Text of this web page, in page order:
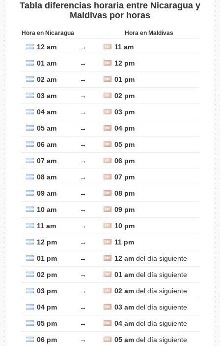
Tabla diferencias horaria entre Nicaragua y
Maldivas por horas
Hora en Nicaragua Hora en Maldivas
12 am → 11 am
01 am → 12 pm
02 am → 01 pm
03 am → 02 pm
04 am → 03 pm
05 am → 04 pm
06 am → 05 pm
07 am → 06 pm
08 am → 07 pm
09 am → 08 pm
10 am → 09 pm
11 am → 10 pm
12 pm → 11 pm
01 pm → 12 amdel día siguiente
02 pm → 01 amdel día siguiente
03 pm → 02 amdel día siguiente
04 pm → 03 amdel día siguiente
05 pm → 04 amdel día siguiente
06 pm → 05 amdel día siguiente